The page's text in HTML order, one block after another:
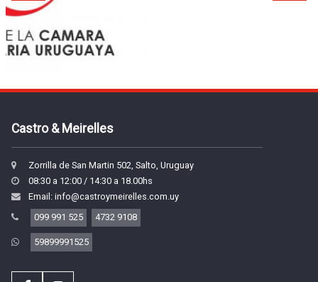
Castro & Meirelles
Zorrilla de San Martin 502, Salto, Uruguay
08:30 a 12:00 / 14:30 a 18.00hs
Email: info@castroymeirelles.com.uy
099 991 525
4732 9108
59899991525